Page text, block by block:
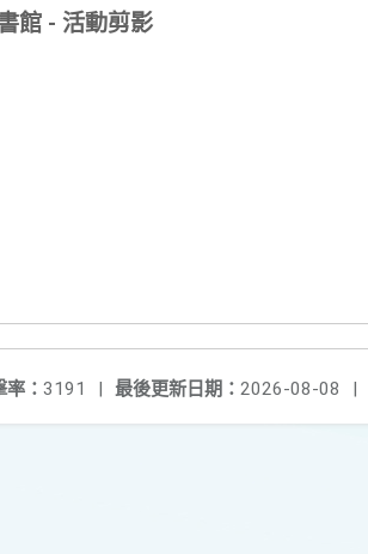
館 - 活動剪影
最後更新日期： 2026-08-08 |
率： 3191 |